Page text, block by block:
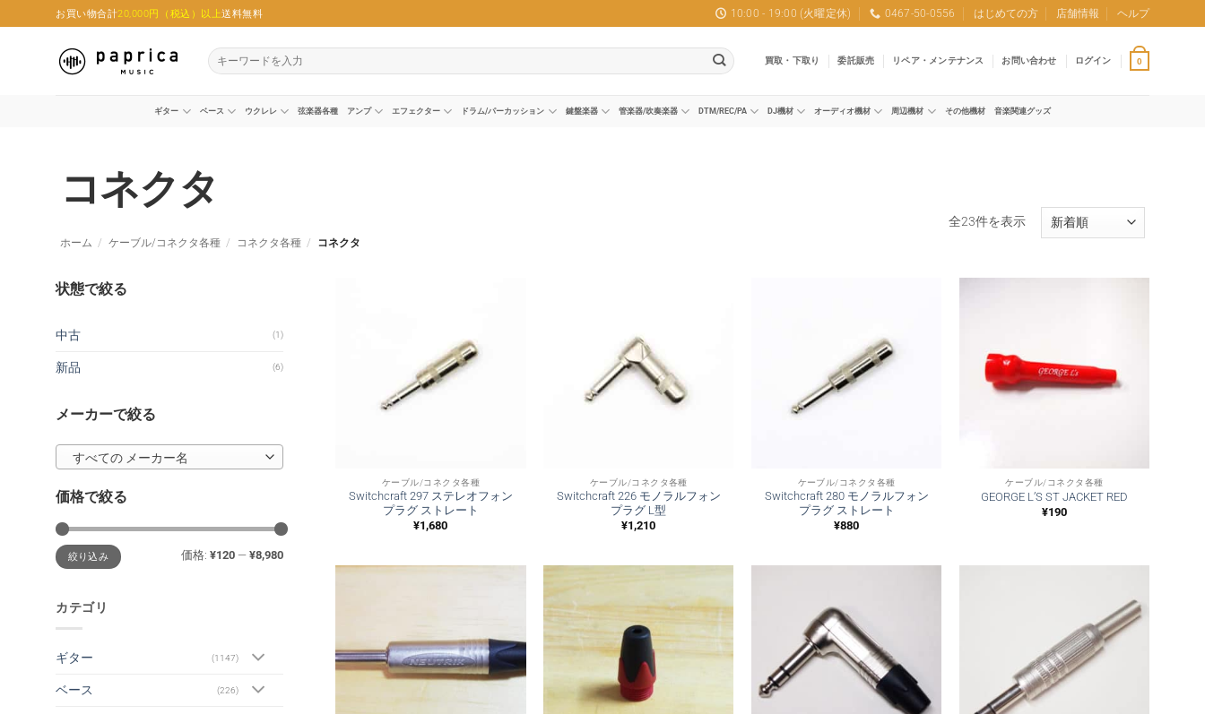
to
お買い物合計20,000円（税込）以上送料無料 10:00 - 19:00 (火曜定休) 0467-50-0556 はじめての方 店舗情報 ヘルプ
検
索
買取・下取り 委託販売 リペア・メンテナンス お問い合わせ ログイン 0
ギター ベース ウクレレ 弦楽器各種 アンプ エフェクター ドラム/パーカッション 鍵盤楽器 管楽器/吹奏楽器 DTM/REC/PA DJ機材 オーディオ機材 周辺機材 その他機材 音楽関連グッズ
コネクタ
ホーム / ケーブル/コネクタ各種 / コネクタ各種 / コネクタ
全23件を表示新
順
状態で絞る
中古 (1)
新品 (6)
メーカーで絞る
すべての メーカー名
価格で絞る
最
低
価
最
高
価
絞り込み 価格: ¥120— ¥8,980
カテゴリ
ギター (1147)
ベース (226)
ケーブル/コネクタ各種
Switchcraft 297 ステレオフォン
プラグ ストレート
¥1,680
ケーブル/コネクタ各種
Switchcraft 226 モノラルフォン
プラグ L型
¥1,210
ケーブル/コネクタ各種
Switchcraft 280 モノラルフォン
プラグ ストレート
¥880
ケーブル/コネクタ各種
GEORGE L’S ST JACKET RED
¥190